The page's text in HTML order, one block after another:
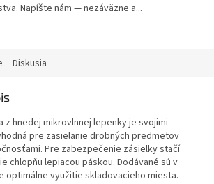
Napíšte nám — nezáväzne a...
Diskusia
z hnedej mikrovlnnej lepenky je svojimi
pre zasielanie drobných predmetov
Pre zabezpečenie zásielky stačí
chlopňu lepiacou páskou. Dodávané sú v
optimálne využitie skladovacieho miesta.